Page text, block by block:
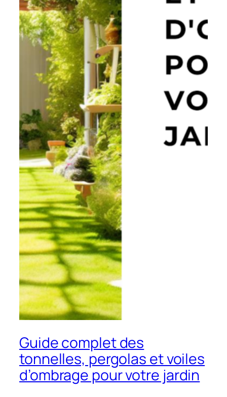
Guide complet des
tonnelles, pergolas et voiles
d’ombrage pour votre jardin